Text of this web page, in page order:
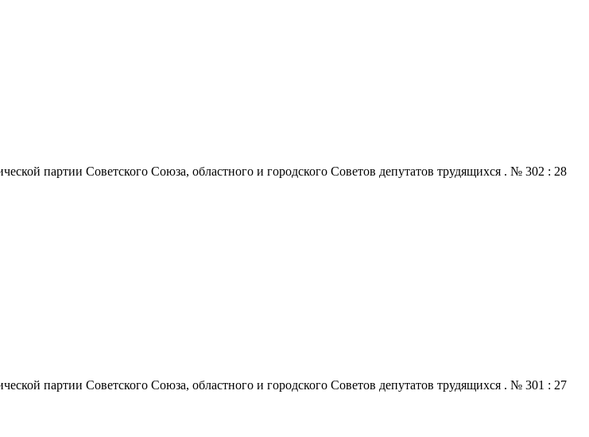
партии Советского Союза, областного и городского Советов депутатов трудящихся . № 302 : 28
партии Советского Союза, областного и городского Советов депутатов трудящихся . № 301 : 27